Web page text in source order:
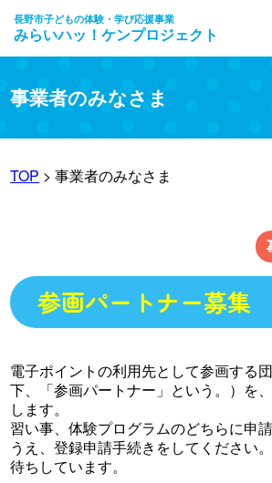
長野市子どもの体験・学び応援事業
みらいハッ！ケンプロジェクト
事業者のみなさま
TOP > 事業者のみなさま
参画パートナー募集
電子ポイントの利用先として参画する
下、「参画パートナー」という。）を
します。
習い事、体験プログラムのどちらに申
うえ、登録申請手続きをしてください
待ちしています。